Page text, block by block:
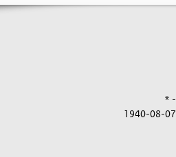
* -
1940-08-07